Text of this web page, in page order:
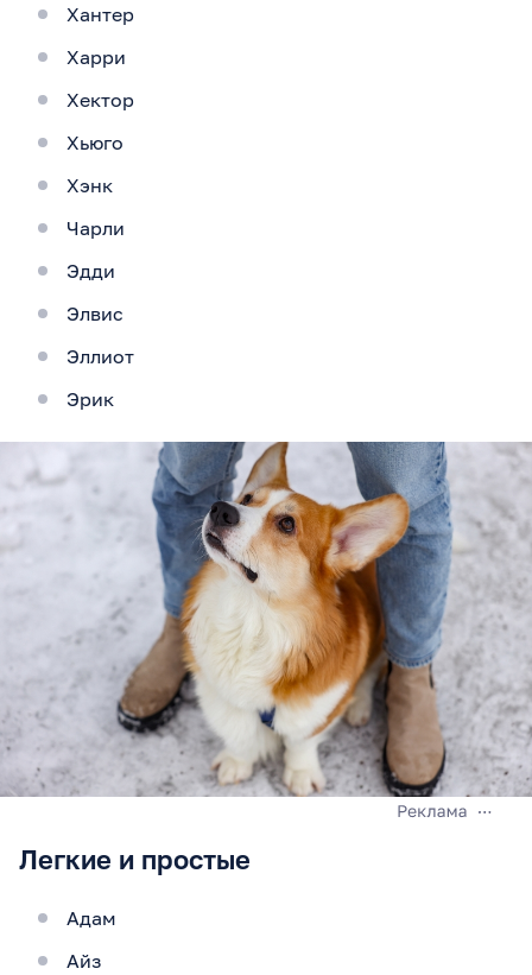
Хантер
Харри
Хектор
Хьюго
Хэнк
Чарли
Эдди
Элвис
Эллиот
Эрик
Легкие и простые
Адам
Айз